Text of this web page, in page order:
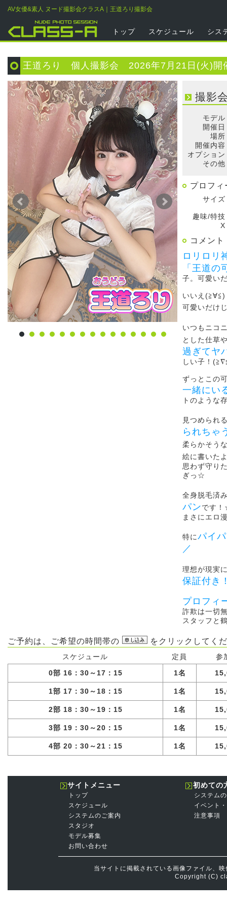
AV女優&素人 ヌード撮影会クラスA｜王道ろり撮影会
トップ スケジュール シス
王道ろり 個人撮影会 2026年7月21日(火)開
撮影
モデル
開催
場所
開催内容
オプション
その他
プロフィ
サイズ
趣味/特技
X
コメント
ロリロリ
「王道の
子。可愛い
いいえ(≧∀≦)
可愛いだけ
いつもニコ
とした仕草
過ぎてヤ
しい子！
ずっとこの
一緒にい
トのような
見つめられ
られちゃ
柔らかそう
絵に書いた
思わず守り
ぎっ☆
全身脱毛済
パンです
まさにエロ
特にパイ
／
理想が現実
保証付き
プロフィ
詐欺は一切
スタッフと
ご予約は、ご希望の時間帯の をクリックしてく
スケジュール 定員
参
0部 16：30～17：15
1名
1部 17：30～18：15 1名
2部 18：30～19：15 1名
3部 19：30～20：15 1名
4部 20：30～21：15 1名
サイトメニュー
トップ
スケジュール
システムのご案内
スタジオ
モデル募集
お問い合わせ
初めての
システム
イベント
注意事項
当サイトに掲載されている画像ファイル、
Copyright (C)